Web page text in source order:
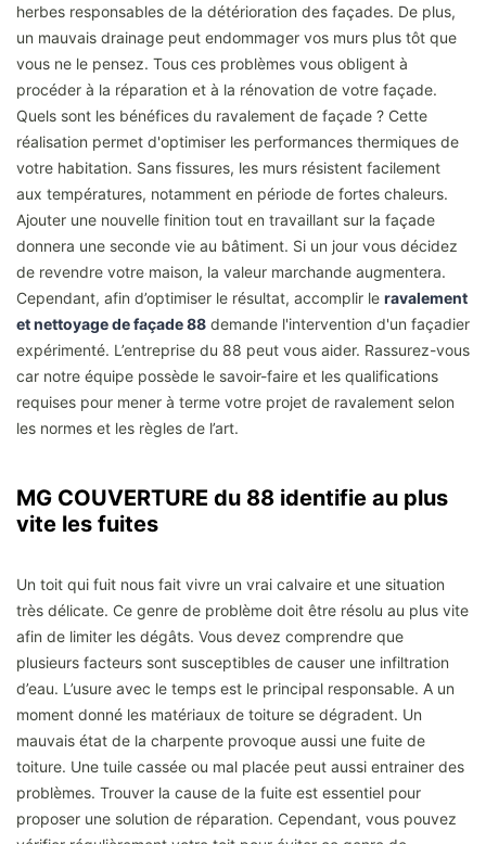
herbes responsables de la détérioration des façades. De plus,
un mauvais drainage peut endommager vos murs plus tôt que
vous ne le pensez. Tous ces problèmes vous obligent à
procéder à la réparation et à la rénovation de votre façade.
Quels sont les bénéfices du ravalement de façade ? Cette
réalisation permet d'optimiser les performances thermiques de
votre habitation. Sans fissures, les murs résistent facilement
aux températures, notamment en période de fortes chaleurs.
Ajouter une nouvelle finition tout en travaillant sur la façade
donnera une seconde vie au bâtiment. Si un jour vous décidez
de revendre votre maison, la valeur marchande augmentera.
Cependant, afin d’optimiser le résultat, accomplir le ravalement
et nettoyage de façade 88 demande l'intervention d'un façadier
expérimenté. L’entreprise du 88 peut vous aider. Rassurez-vous
car notre équipe possède le savoir-faire et les qualifications
requises pour mener à terme votre projet de ravalement selon
les normes et les règles de l’art.
MG COUVERTURE du 88 identifie au plus
vite les fuites
Un toit qui fuit nous fait vivre un vrai calvaire et une situation
très délicate. Ce genre de problème doit être résolu au plus vite
afin de limiter les dégâts. Vous devez comprendre que
plusieurs facteurs sont susceptibles de causer une infiltration
d’eau. L’usure avec le temps est le principal responsable. A un
moment donné les matériaux de toiture se dégradent. Un
mauvais état de la charpente provoque aussi une fuite de
toiture. Une tuile cassée ou mal placée peut aussi entrainer des
problèmes. Trouver la cause de la fuite est essentiel pour
proposer une solution de réparation. Cependant, vous pouvez